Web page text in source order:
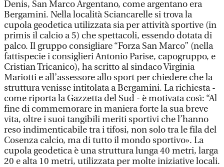
Denis, San Marco Argentano, come argentano era
Bergamini. Nella località Sciancarelle si trova la
cupola geodetica utilizzata sia per attività sportive (in
primis il calcio a 5) che spettacoli, essendo dotata di
palco. Il gruppo consigliare “Forza San Marco” (nella
fattispecie i consiglieri Antonio Parise, capogruppo, e
Cristian Tricanico), ha scritto al sindaco Virginia
Mariotti e all’assessore allo sport per chiedere che la
struttura venisse intitolata a Bergamini. La richiesta -
come riporta la Gazzetta del Sud - è motivata così: “Al
fine di commemorare in maniera forte la sua breve
vita, oltre i suoi tangibili meriti sportivi che l’hanno
reso indimenticabile tra i tifosi, non solo tra le fila del
Cosenza calcio, ma di tutto il mondo sportivo». La
cupola geodetica è una struttura lunga 40 metri, larga
20 e alta 10 metri, utilizzata per molte iniziative locali.